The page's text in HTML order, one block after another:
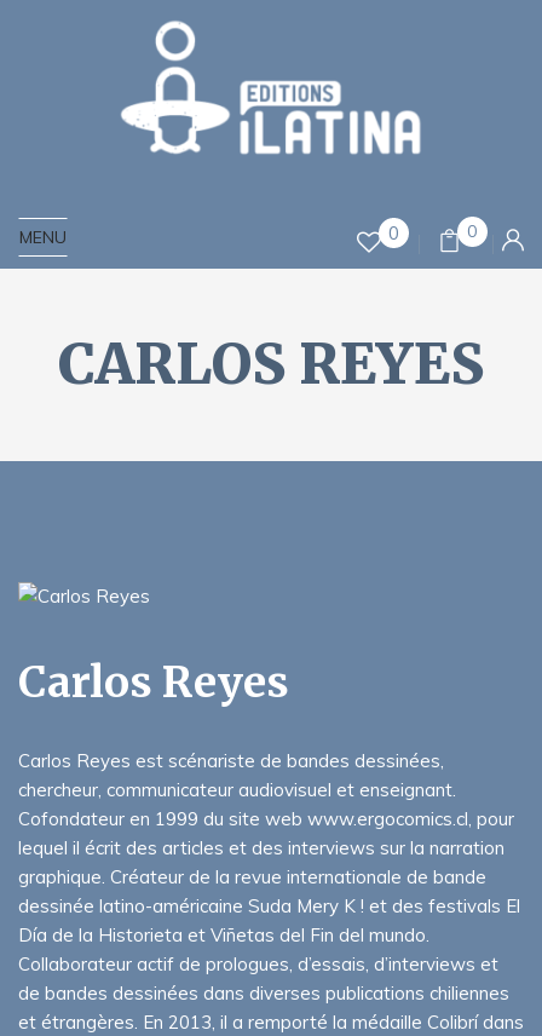
MENU 0 0
CARLOS REYES
Carlos Reyes
Carlos Reyes est scénariste de bandes dessinées,
chercheur, communicateur audiovisuel et enseignant.
Cofondateur en 1999 du site web www.ergocomics.cl, pour
lequel il écrit des articles et des interviews sur la narration
graphique. Créateur de la revue internationale de bande
dessinée latino-américaine Suda Mery K ! et des festivals El
Día de la Historieta et Viñetas del Fin del mundo.
Collaborateur actif de prologues, d’essais, d’interviews et
de bandes dessinées dans diverses publications chiliennes
et étrangères. En 2013, il a remporté la médaille Colibrí dans